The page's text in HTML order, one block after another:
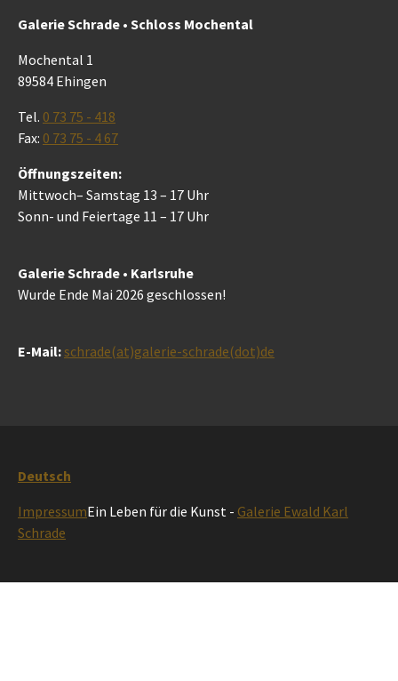
Galerie Schrade • Schloss Mochental
Mochental 1
89584 Ehingen
Tel. 0 73 75 - 418
Fax: 0 73 75 - 4 67
Öffnungszeiten:
Mittwoch– Samstag 13 – 17 Uhr
Sonn- und Feiertage 11 – 17 Uhr
Galerie Schrade • Karlsruhe
Wurde Ende Mai 2026 geschlossen!
E-Mail:schrade(at)galerie-schrade(dot)de
Deutsch
ImpressumEin Leben für die Kunst - Galerie Ewald Karl
Schrade